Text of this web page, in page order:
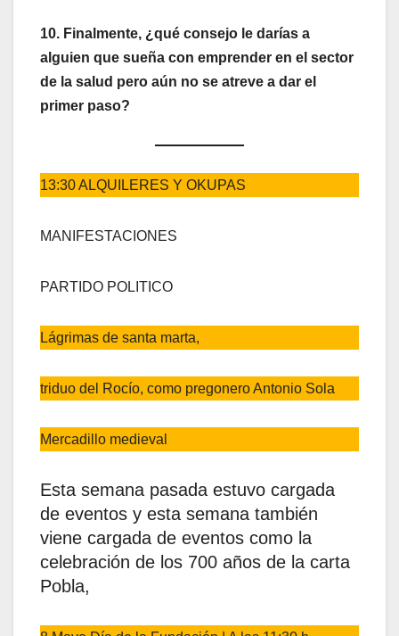
10. Finalmente, ¿qué consejo le darías a
alguien que sueña con emprender en el sector
de la salud pero aún no se atreve a dar el
primer paso?
13:30 ALQUILERES Y OKUPAS
MANIFESTACIONES
PARTIDO POLITICO
Lágrimas de santa marta,
triduo del Rocío, como pregonero Antonio Sola
Mercadillo medieval
Esta semana pasada estuvo cargada
de eventos y esta semana también
viene cargada de eventos como la
celebración de los 700 años de la carta
Pobla,